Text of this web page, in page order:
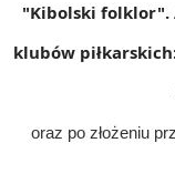
"Kibolski folklor".
klubów
oraz po złożeniu